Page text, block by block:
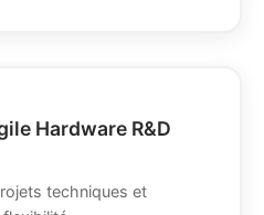
Hardware R&D
techniques et